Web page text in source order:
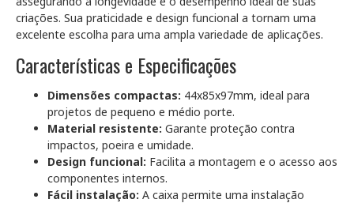
criações. Sua praticidade e design funcional a tornam uma
excelente escolha para uma ampla variedade de aplicações.
Características e Especificações
Dimensões compactas: 44x85x97mm, ideal para
projetos de pequeno e médio porte.
Material resistente: Garante proteção contra
impactos, poeira e umidade.
Design funcional: Facilita a montagem e o acesso aos
componentes internos.
Fácil instalação: A caixa permite uma instalação